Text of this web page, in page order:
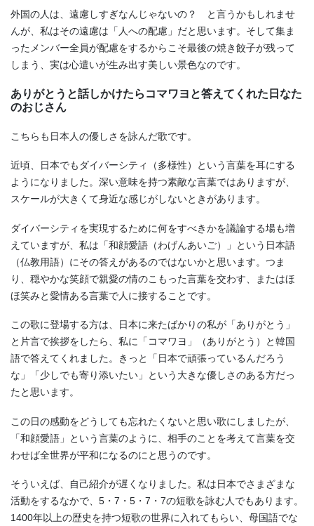
外国の人は、遠慮しすぎなんじゃないの？ と言うかもしれませ
んが、私はその遠慮は「人への配慮」だと思います。そして集ま
ったメンバー全員が配慮をするからこそ最後の焼き餃子が残って
しまう、実は心遣いが生み出す美しい景色なのです。
ありがとうと話しかけたらコマワヨと答えてくれた日なた
のおじさん
こちらも日本人の優しさを詠んだ歌です。
近頃、日本でもダイバーシティ（多様性）という言葉を耳にする
ようになりました。深い意味を持つ素敵な言葉ではありますが、
スケールが大きくて身近な感じがしないときがあります。
ダイバーシティを実現するために何をすべきかを議論する場も増
えていますが、私は「和顔愛語（わげんあいご）」という日本語
（仏教用語）にその答えがあるのではないかと思います。つま
り、穏やかな笑顔で親愛の情のこもった言葉を交わす、またはほ
ほ笑みと愛情ある言葉で人に接することです。
この歌に登場する方は、日本に来たばかりの私が「ありがとう」
と片言で挨拶をしたら、私に「コマワヨ」（ありがとう）と韓国
語で答えてくれました。きっと「日本で頑張っているんだろう
な」「少しでも寄り添いたい」という大きな優しさのある方だっ
たと思います。
この日の感動をどうしても忘れたくないと思い歌にしましたが、
「和顔愛語」という言葉のように、相手のことを考えて言葉を交
わせば全世界が平和になるのにと思うのです。
そういえば、自己紹介が遅くなりました。私は日本でさまざまな
活動をするなかで、5・7・5・7・7の短歌を詠む人でもあります。
1400年以上の歴史を持つ短歌の世界に入れてもらい、母国語でな